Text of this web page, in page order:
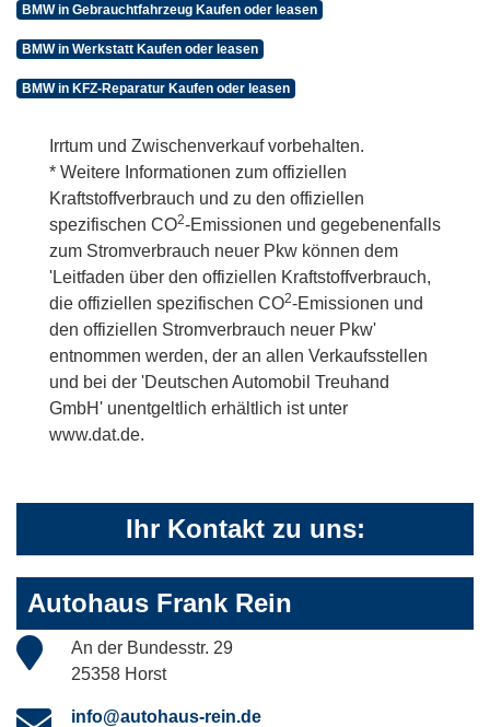
BMW in Gebrauchtfahrzeug Kaufen oder leasen
BMW in Werkstatt Kaufen oder leasen
BMW in KFZ-Reparatur Kaufen oder leasen
Irrtum und Zwischenverkauf vorbehalten.
* Weitere Informationen zum offiziellen
Kraftstoffverbrauch und zu den offiziellen
spezifischen CO2-Emissionen und gegebenenfalls
zum Stromverbrauch neuer Pkw können dem
'Leitfaden über den offiziellen Kraftstoffverbrauch,
die offiziellen spezifischen CO2-Emissionen und
den offiziellen Stromverbrauch neuer Pkw'
entnommen werden, der an allen Verkaufsstellen
und bei der 'Deutschen Automobil Treuhand
GmbH' unentgeltlich erhältlich ist unter
www.dat.de.
Ihr Kontakt zu uns:
Autohaus Frank Rein
An der Bundesstr. 29
25358 Horst
info@autohaus-rein.de